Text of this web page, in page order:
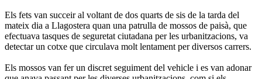
Els fets van succeir al voltant de dos quarts de sis de la tarda del
mateix dia a Llagostera quan una patrulla de mossos de paisà, que
efectuava tasques de seguretat ciutadana per les urbanitzacions, va
detectar un cotxe que circulava molt lentament per diversos carrers.
Els mossos van fer un discret seguiment del vehicle i es van adonar